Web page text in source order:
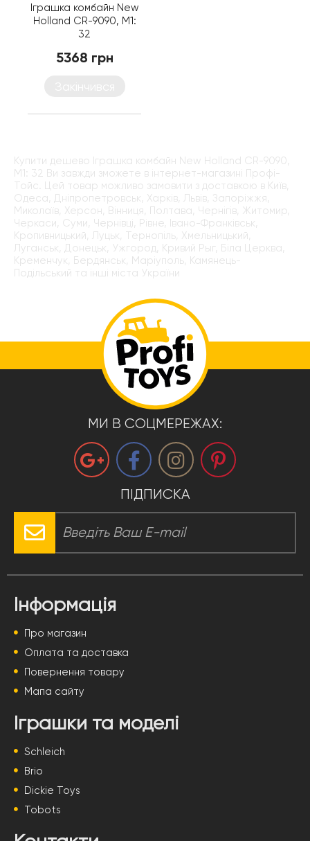
Іграшка комбайн New
Holland CR-9090, M1:
32
5368 грн
Купити дешево Іграшка комбайн New Holland CR-9090,
M1: 32 Ви завжди зможете в інтернет-магазині Профі-
Тойс. Цей товар можливо замовити з доставкою в Київ,
Одеса, Дніпропетровськ, Харків, Львів, Запоріжжя,
Миколаїв, Херсон, Вінниця, Полтава, Чернігів, Житомир,
Черкаси, Суми, Чернівці, Рівне, Івано-Франківськ,
Кропивницький, Луцьк, Тернопіль, Хмельницький,
Луганськ, Донецьк, Ужгород, Кривий Рыг, Біла Церква,
Кременчук, Бердянськ, Маріуполь, Камянець-
Подільський та інші міста України
МИ В СОЦМЕРЕЖАХ:
ПІДПИСКА
Інформація
Про магазин
Оплата та доставка
Повернення товару
Мапа сайту
Іграшки та моделі
Schleich
Brio
Dickie Toys
Tobots